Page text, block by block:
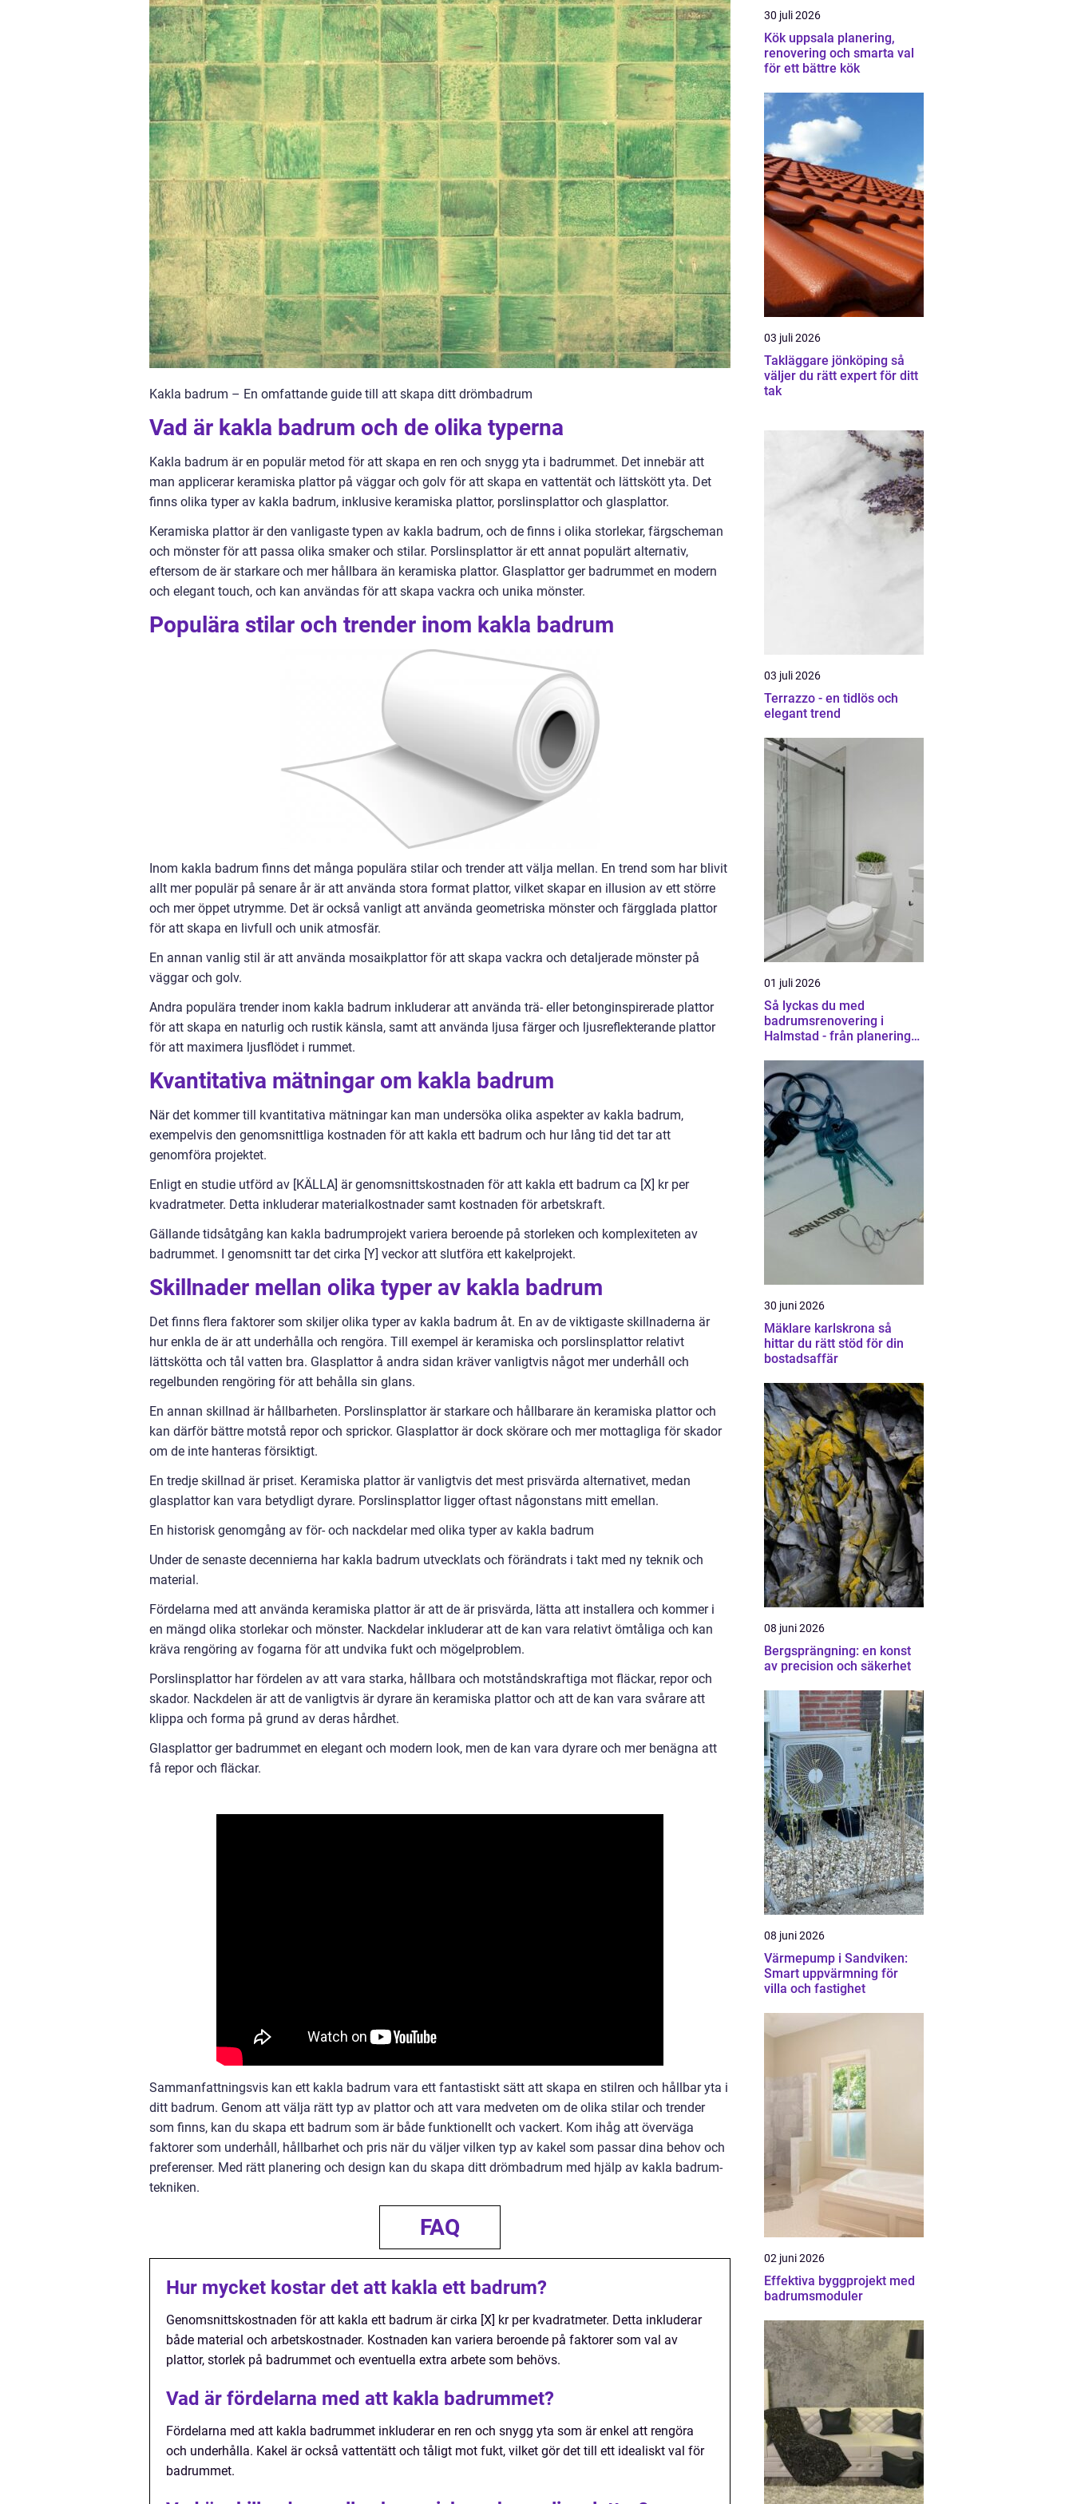
Kakla badrum – En omfattande guide till att skapa ditt drömbadrum
Vad är kakla badrum och de olika typerna
Kakla badrum är en populär metod för att skapa en ren och snygg yta i badrummet. Det innebär att
man applicerar keramiska plattor på väggar och golv för att skapa en vattentät och lättskött yta. Det
finns olika typer av kakla badrum, inklusive keramiska plattor, porslinsplattor och glasplattor.
Keramiska plattor är den vanligaste typen av kakla badrum, och de finns i olika storlekar, färgscheman
och mönster för att passa olika smaker och stilar. Porslinsplattor är ett annat populärt alternativ,
eftersom de är starkare och mer hållbara än keramiska plattor. Glasplattor ger badrummet en modern
och elegant touch, och kan användas för att skapa vackra och unika mönster.
Populära stilar och trender inom kakla badrum
Inom kakla badrum finns det många populära stilar och trender att välja mellan. En trend som har blivit
allt mer populär på senare år är att använda stora format plattor, vilket skapar en illusion av ett större
och mer öppet utrymme. Det är också vanligt att använda geometriska mönster och färgglada plattor
för att skapa en livfull och unik atmosfär.
En annan vanlig stil är att använda mosaikplattor för att skapa vackra och detaljerade mönster på
väggar och golv.
Andra populära trender inom kakla badrum inkluderar att använda trä- eller betonginspirerade plattor
för att skapa en naturlig och rustik känsla, samt att använda ljusa färger och ljusreflekterande plattor
för att maximera ljusflödet i rummet.
Kvantitativa mätningar om kakla badrum
När det kommer till kvantitativa mätningar kan man undersöka olika aspekter av kakla badrum,
exempelvis den genomsnittliga kostnaden för att kakla ett badrum och hur lång tid det tar att
genomföra projektet.
Enligt en studie utförd av [KÄLLA] är genomsnittskostnaden för att kakla ett badrum ca [X] kr per
kvadratmeter. Detta inkluderar materialkostnader samt kostnaden för arbetskraft.
Gällande tidsåtgång kan kakla badrumprojekt variera beroende på storleken och komplexiteten av
badrummet. I genomsnitt tar det cirka [Y] veckor att slutföra ett kakelprojekt.
Skillnader mellan olika typer av kakla badrum
Det finns flera faktorer som skiljer olika typer av kakla badrum åt. En av de viktigaste skillnaderna är
hur enkla de är att underhålla och rengöra. Till exempel är keramiska och porslinsplattor relativt
lättskötta och tål vatten bra. Glasplattor å andra sidan kräver vanligtvis något mer underhåll och
regelbunden rengöring för att behålla sin glans.
En annan skillnad är hållbarheten. Porslinsplattor är starkare och hållbarare än keramiska plattor och
kan därför bättre motstå repor och sprickor. Glasplattor är dock skörare och mer mottagliga för skador
om de inte hanteras försiktigt.
En tredje skillnad är priset. Keramiska plattor är vanligtvis det mest prisvärda alternativet, medan
glasplattor kan vara betydligt dyrare. Porslinsplattor ligger oftast någonstans mitt emellan.
En historisk genomgång av för- och nackdelar med olika typer av kakla badrum
Under de senaste decennierna har kakla badrum utvecklats och förändrats i takt med ny teknik och
material.
Fördelarna med att använda keramiska plattor är att de är prisvärda, lätta att installera och kommer i
en mängd olika storlekar och mönster. Nackdelar inkluderar att de kan vara relativt ömtåliga och kan
kräva rengöring av fogarna för att undvika fukt och mögelproblem.
Porslinsplattor har fördelen av att vara starka, hållbara och motståndskraftiga mot fläckar, repor och
skador. Nackdelen är att de vanligtvis är dyrare än keramiska plattor och att de kan vara svårare att
klippa och forma på grund av deras hårdhet.
Glasplattor ger badrummet en elegant och modern look, men de kan vara dyrare och mer benägna att
få repor och fläckar.
Sammanfattningsvis kan ett kakla badrum vara ett fantastiskt sätt att skapa en stilren och hållbar yta i
ditt badrum. Genom att välja rätt typ av plattor och att vara medveten om de olika stilar och trender
som finns, kan du skapa ett badrum som är både funktionellt och vackert. Kom ihåg att överväga
faktorer som underhåll, hållbarhet och pris när du väljer vilken typ av kakel som passar dina behov och
preferenser. Med rätt planering och design kan du skapa ditt drömbadrum med hjälp av kakla badrum-
tekniken.
FAQ
Hur mycket kostar det att kakla ett badrum?
Genomsnittskostnaden för att kakla ett badrum är cirka [X] kr per kvadratmeter. Detta inkluderar
både material och arbetskostnader. Kostnaden kan variera beroende på faktorer som val av
plattor, storlek på badrummet och eventuella extra arbete som behövs.
Vad är fördelarna med att kakla badrummet?
Fördelarna med att kakla badrummet inkluderar en ren och snygg yta som är enkel att rengöra
och underhålla. Kakel är också vattentätt och tåligt mot fukt, vilket gör det till ett idealiskt val för
badrummet.
30 juli 2026
Kök uppsala planering,
renovering och smarta val
för ett bättre kök
03 juli 2026
Takläggare jönköping så
väljer du rätt expert för ditt
tak
03 juli 2026
Terrazzo - en tidlös och
elegant trend
01 juli 2026
Så lyckas du med
badrumsrenovering i
Halmstad - från planering
30 juni 2026
Mäklare karlskrona så
hittar du rätt stöd för din
bostadsaffär
08 juni 2026
Bergsprängning: en konst
av precision och säkerhet
08 juni 2026
Värmepump i Sandviken:
Smart uppvärmning för
villa och fastighet
02 juni 2026
Effektiva byggprojekt med
badrumsmoduler